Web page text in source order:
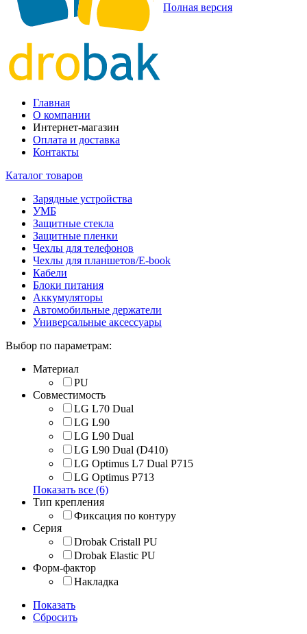
Полная версия
Главная
О компании
Интернет-магазин
Оплата и доставка
Контакты
Каталог товаров
Зарядные устройства
УМБ
Защитные стекла
Защитные пленки
Чехлы для телефонов
Чехлы для планшетов/E-book
Кабели
Блоки питания
Аккумуляторы
Автомобильные держатели
Универсальные аксессуары
Выбор по параметрам:
Материал
PU
Совместимость
LG L70 Dual
LG L90
LG L90 Dual
LG L90 Dual (D410)
LG Optimus L7 Dual P715
LG Optimus P713
Показать все (6)
Тип крепления
Фиксация по контуру
Серия
Drobak Cristall PU
Drobak Elastic PU
Форм-фактор
Накладка
Показать
Сбросить